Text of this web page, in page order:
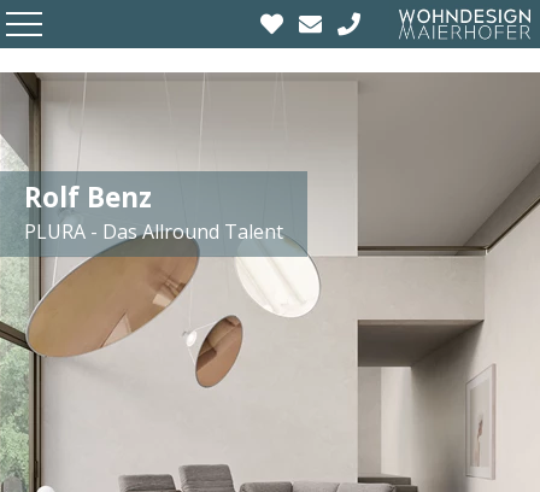
Rolf Benz
PLURA - Das Allround Talent